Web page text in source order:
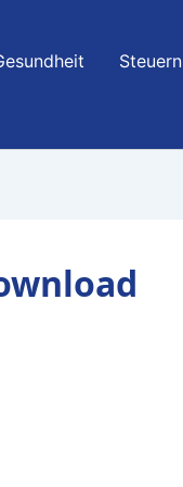
Steuern